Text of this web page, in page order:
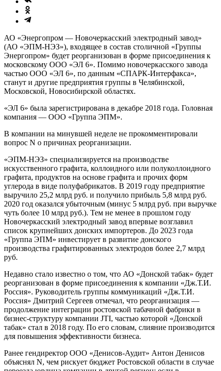
АО «Энергопром — Новочеркасский электродный завод»
(АО «ЭПМ-НЭЗ»), входящее в состав столичной «Группы
Энергопром» будет реорганизован в форме присоединения к
московскому ООО «ЭЛ 6». Помимо новочеркасского завода
частью ООО «ЭЛ 6», по данным «СПАРК-Интерфакса»,
станут и другие предприятия группы в Челябинской,
Московской, Новосибирской областях.
«ЭЛ 6» была зарегистрирована в декабре 2018 года. Головная
компания — ООО «Группа ЭПМ».
В компании на минувшей неделе не прокомментировали
вопрос N о причинах реорганизации.
«ЭПМ-НЭЗ» специализируется на производстве
искусственного графита, коллоидного или полуколлоидного
графита, продуктов на основе графита и прочих форм
углерода в виде полуфабрикатов. В 2019 году предприятие
выручило 25,2 млрд руб. и получило прибыль 5,8 млрд руб.
2020 год оказался убыточным (минус 5 млрд руб. при выручке
чуть более 10 млрд руб.). Тем не менее в прошлом году
Новочеркасский электродный завод впервые возглавил
список крупнейших донских импортеров. До 2023 года
«Группа ЭПМ» инвестирует в развитие донского
производства графитированных электродов более 2,7 млрд
руб.
Недавно стало известно о том, что АО «Донской табак» будет
реорганизован в форме присоединения к компании «Дж.Т.И.
Россия». Руководитель группы коммуникаций «Дж.Т.И.
Россия» Дмитрий Сергеев отмечал, что реорганизация —
продолжение интеграции ростовской табачной фабрики в
бизнес-структуру компании JTI, частью которой «Донской
табак» стал в 2018 году. По его словам, слияние производится
для повышения эффективности бизнеса.
Ранее гендиректор ООО «Денисов-Аудит» Антон Денисов
объяснял N, чем рискует бюджет Ростовской области в случае